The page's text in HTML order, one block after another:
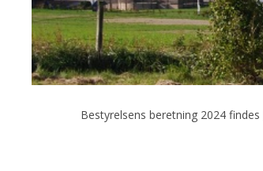
Bestyrelsens beretning 2024 findes